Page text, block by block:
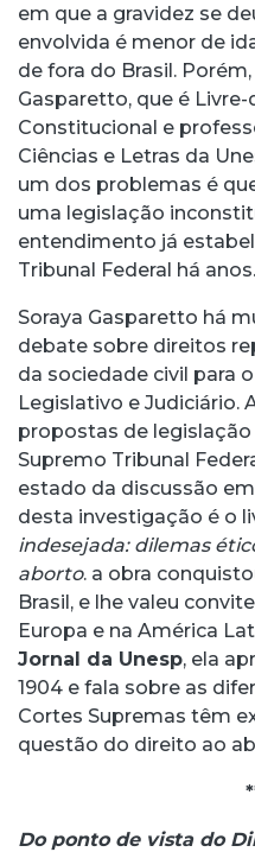
em que a gravidez se
envolvida é menor de
de fora do Brasil.
Gasparetto, que é
Constitucional e
Ciências e Letras da
um dos problemas é
uma legislação
entendimento já
Tribunal Federal há anos.
Soraya Gasparetto há
debate sobre direitos
da sociedade civil para
Legislativo e Judiciário.
propostas de
Supremo Tribunal
estado da discussão
desta investigação é o
indesejada: dilemas
aborto. a obra
Brasil, e lhe valeu
Europa e na América
Jornal da Unesp, ela
1904 e fala sobre as
Cortes Supremas têm
questão do direito ao
Do ponto de vista do